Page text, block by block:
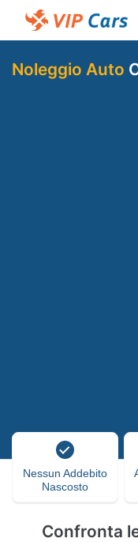
Noleggio Auto
Nessun Addebito
Nascosto
Confronta